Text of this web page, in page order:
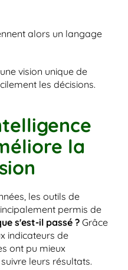
alors un langage
vision unique de
les décisions.
la
les outils de
permis de
s'est-il passé ? Grâce
indicateurs de
ont pu mieux
leurs résultats.